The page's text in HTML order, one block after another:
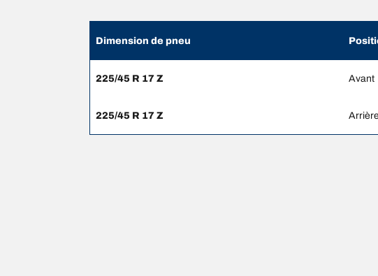
Dimension de pneu
225/45 R 17 Z Avant
225/45 R 17 Z Arrière